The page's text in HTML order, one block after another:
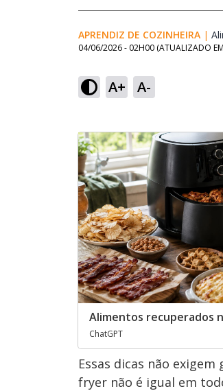
APRENDIZ DE COZINHEIRA |
04/06/2026 - 02H00 (ATUALIZADO EM
A+ A-
Alimentos recuperados
ChatGPT
Essas dicas não
fryer não é igual em